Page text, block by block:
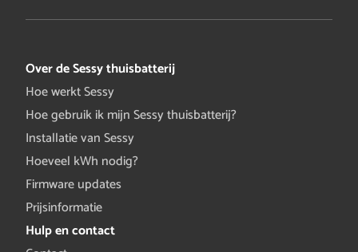
Over de Sessy thuisbatterij
Hoe werkt Sessy
Hoe gebruik ik mijn Sessy thuisbatterij?
Installatie van Sessy
Hoeveel kWh nodig?
Firmware updates
Prijsinformatie
Hulp en contact